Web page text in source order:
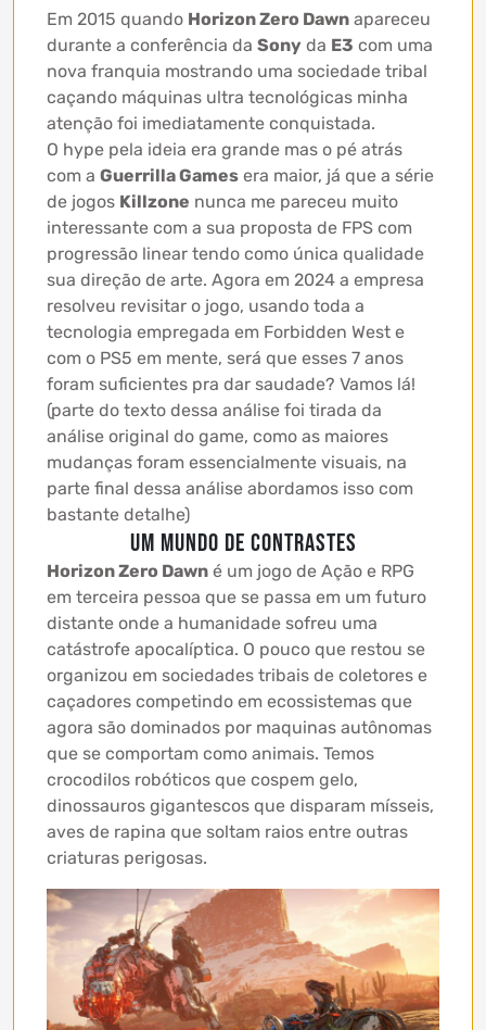
Em 2015 quando Horizon Zero Dawn apareceu
durante a conferência da Sony da E3 com uma
nova franquia mostrando uma sociedade tribal
caçando máquinas ultra tecnológicas minha
atenção foi imediatamente conquistada.
O hype pela ideia era grande mas o pé atrás
com a Guerrilla Games era maior, já que a série
de jogos Killzone nunca me pareceu muito
interessante com a sua proposta de FPS com
progressão linear tendo como única qualidade
sua direção de arte. Agora em 2024 a empresa
resolveu revisitar o jogo, usando toda a
tecnologia empregada em Forbidden West e
com o PS5 em mente, será que esses 7 anos
foram suficientes pra dar saudade? Vamos lá!
(parte do texto dessa análise foi tirada da
análise original do game, como as maiores
mudanças foram essencialmente visuais, na
parte final dessa análise abordamos isso com
bastante detalhe)
Um Mundo de Contrastes
Horizon Zero Dawn é um jogo de Ação e RPG
em terceira pessoa que se passa em um futuro
distante onde a humanidade sofreu uma
catástrofe apocalíptica. O pouco que restou se
organizou em sociedades tribais de coletores e
caçadores competindo em ecossistemas que
agora são dominados por maquinas autônomas
que se comportam como animais. Temos
crocodilos robóticos que cospem gelo,
dinossauros gigantescos que disparam mísseis,
aves de rapina que soltam raios entre outras
criaturas perigosas.